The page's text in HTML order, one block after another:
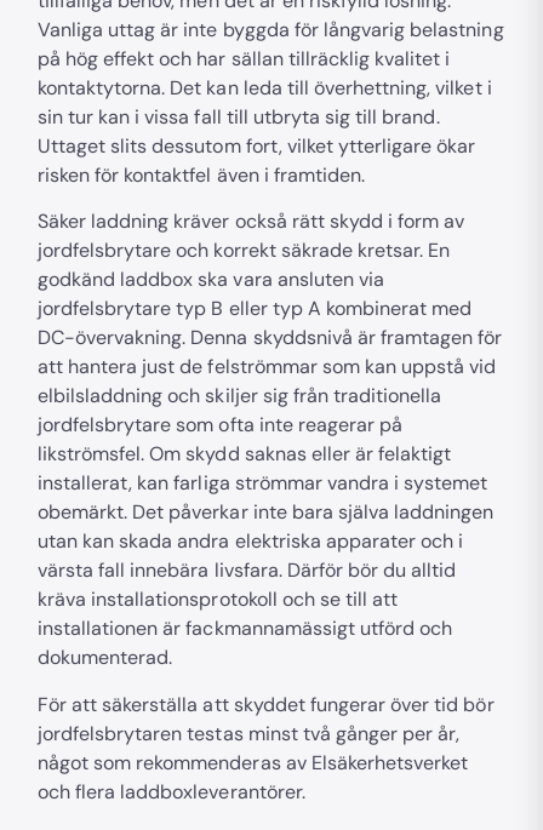
Vanliga uttag är inte byggda för långvarig belastning
på hög effekt och har sällan tillräcklig kvalitet i
kontaktytorna. Det kan leda till överhettning, vilket i
sin tur kan i vissa fall till utbryta sig till brand.
Uttaget slits dessutom fort, vilket ytterligare ökar
risken för kontaktfel även i framtiden.
Säker laddning kräver också rätt skydd i form av
jordfelsbrytare och korrekt säkrade kretsar. En
godkänd laddbox ska vara ansluten via
jordfelsbrytare typ B eller typ A kombinerat med
DC-övervakning. Denna skyddsnivå är framtagen för
att hantera just de felströmmar som kan uppstå vid
elbilsladdning och skiljer sig från traditionella
jordfelsbrytare som ofta inte reagerar på
likströmsfel. Om skydd saknas eller är felaktigt
installerat, kan farliga strömmar vandra i systemet
obemärkt. Det påverkar inte bara själva laddningen
utan kan skada andra elektriska apparater och i
värsta fall innebära livsfara. Därför bör du alltid
kräva installationsprotokoll och se till att
installationen är fackmannamässigt utförd och
dokumenterad.
För att säkerställa att skyddet fungerar över tid bör
jordfelsbrytaren testas minst två gånger per år,
något som rekommenderas av Elsäkerhetsverket
och flera laddboxleverantörer.